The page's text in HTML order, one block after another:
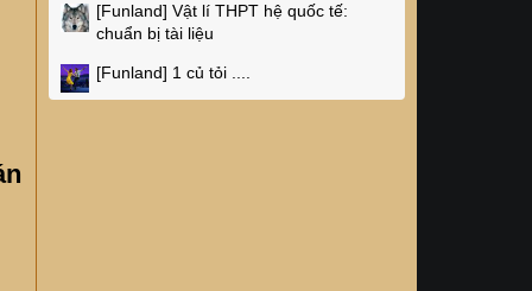
[Funland] Vật lí THPT hệ quốc tế:
chuẩn bị tài liệu
[Funland] 1 củ tỏi ....